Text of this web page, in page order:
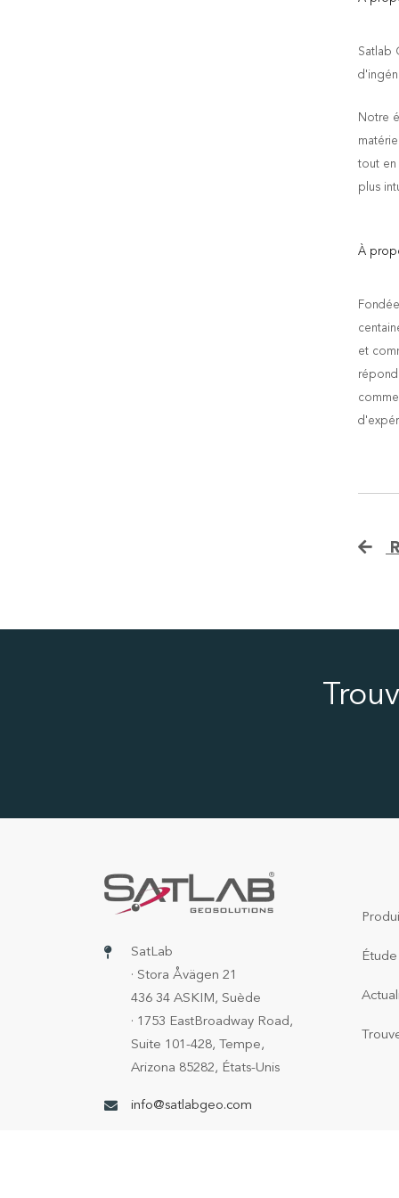
Satlab
Notre
tout en
plus
À
et
SatLab
· Stora Åvägen 21
436 34 ASKIM, Suède
· 1753 EastBroadway Road,
Suite 101-428, Tempe,
Arizona 85282, États-Unis
info@satlabgeo.com